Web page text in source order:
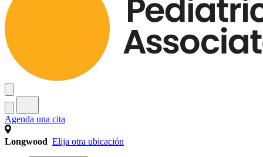
Agenda una cita
Longwood Elija otra ubicación